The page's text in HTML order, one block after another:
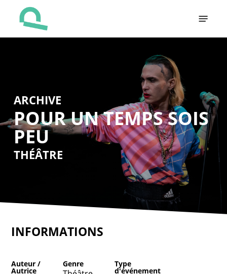
ARCHIVE
POUR UN TEMPS SOIS
PEU
THÉÂTRE
INFORMATIONS
Auteur /
Autrice
Genre Type
d'événement